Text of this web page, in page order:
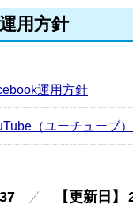
用方針
運用方針
（ユーチューブ
【更新日】